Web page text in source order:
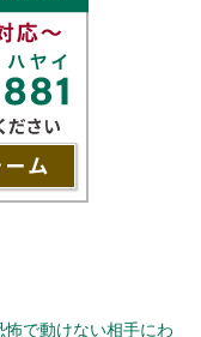
怖で動けない相手にわ